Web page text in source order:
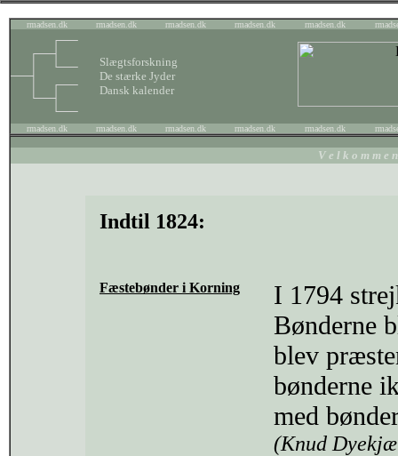
rmadsen.dk rmadsen.dk rmadsen.dk rmadsen.dk rmadsen.dk
Slægtsforskning
De stærke Jyder
Dansk kalender
rmadsen.dk rmadsen.dk rmadsen.dk rmadsen.dk rmadsen.dk
V e l k o m m
Indtil 1824:
Fæstebønder i Korning
I 1794
Bønderne
blev
bønderne
med
(Knud